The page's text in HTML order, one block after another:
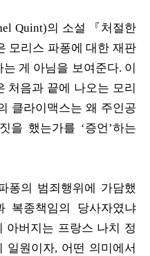
Quint)의 소설 『처절한
모리스 파퐁에 대한 재판
게 아님을 보여준다. 이
처음과 끝에 나오는 모리
클라이맥스는 왜 주인공
을 했는가를 ‘증언’하는
퐁의 범죄행위에 가담했
복종책임의 당사자였냐
아버지는 프랑스 나치 정
일원이자, 어떤 의미에서